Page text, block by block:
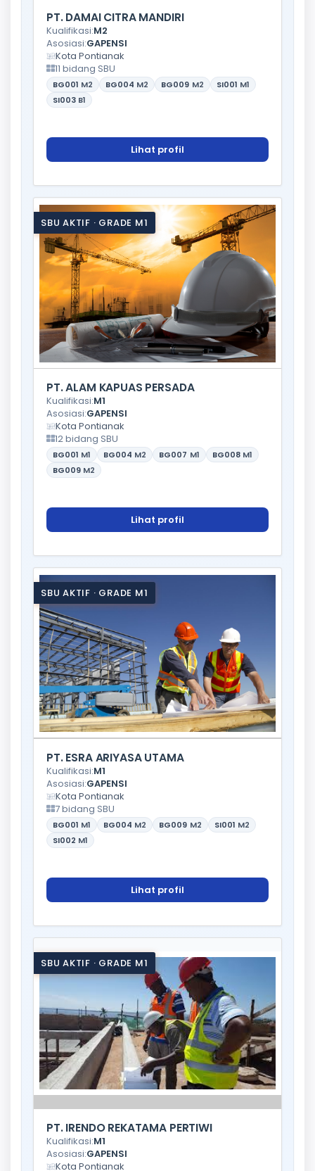
PT. DAMAI CITRA MANDIRI
Kualifikasi:M2
Asosiasi:GAPENSI
Kota Pontianak
11 bidang SBU
BG001 M2 BG004 M2 BG009 M2 SI001 M1
SI003 B1
Lihat profil
SBU AKTIF · GRADE M1
PT. ALAM KAPUAS PERSADA
Kualifikasi:M1
Asosiasi:GAPENSI
Kota Pontianak
12 bidang SBU
BG001 M1 BG004 M2 BG007 M1 BG008 M1
BG009 M2
Lihat profil
SBU AKTIF · GRADE M1
PT. ESRA ARIYASA UTAMA
Kualifikasi:M1
Asosiasi:GAPENSI
Kota Pontianak
7 bidang SBU
BG001 M1 BG004 M2 BG009 M2 SI001 M2
SI002 M1
Lihat profil
SBU AKTIF · GRADE M1
PT. IRENDO REKATAMA PERTIWI
Kualifikasi:M1
Asosiasi:GAPENSI
Kota Pontianak